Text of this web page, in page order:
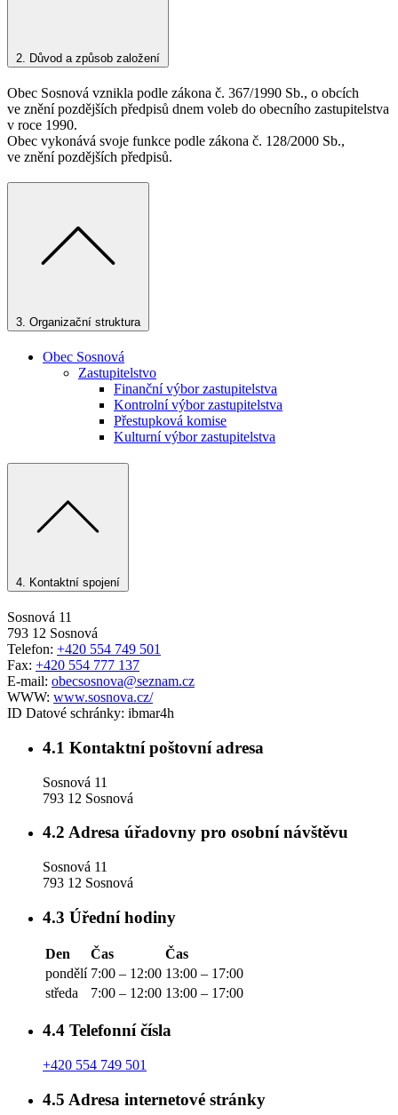
2. Důvod a způsob založení
Obec Sosnová vznikla podle zákona č. 367/1990 Sb., o obcích
ve znění pozdějších předpisů dnem voleb do obecního zastupitelstva
v roce 1990.
Obec vykonává svoje funkce podle zákona č. 128/2000 Sb.,
ve znění pozdějších předpisů.
3. Organizační struktura
Obec Sosnová
Zastupitelstvo
Finanční výbor zastupitelstva
Kontrolní výbor zastupitelstva
Přestupková komise
Kulturní výbor zastupitelstva
4. Kontaktní spojení
Sosnová 11
793 12 Sosnová
Telefon: +420 554 749 501
Fax: +420 554 777 137
E-mail: obecsosnova@seznam.cz
WWW: www.sosnova.cz/
ID Datové schránky: ibmar4h
4.1 Kontaktní poštovní adresa
Sosnová 11
793 12 Sosnová
4.2 Adresa úřadovny pro osobní návštěvu
Sosnová 11
793 12 Sosnová
4.3 Úřední hodiny
Den Čas
Čas
pondělí 7:00 – 12:00 13:00 – 17:00
středa
7:00 – 12:00 13:00 – 17:00
4.4 Telefonní čísla
+420 554 749 501
4.5 Adresa internetové stránky